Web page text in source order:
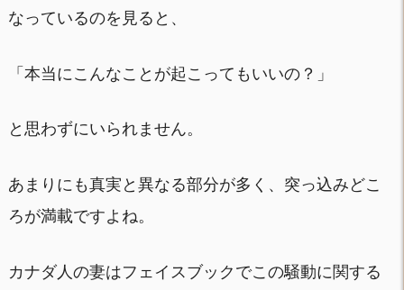
なっているのを見ると、
「本当にこんなことが起こってもいいの？」
と思わずにいられません。
あまりにも真実と異なる部分が多く、突っ込みどこ
ろが満載ですよね。
カナダ人の妻はフェイスブックでこの騒動に関する